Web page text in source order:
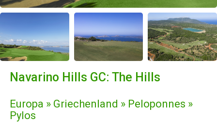
Navarino Hills GC: The Hills
Europa » Griechenland » Peloponnes »
Pylos